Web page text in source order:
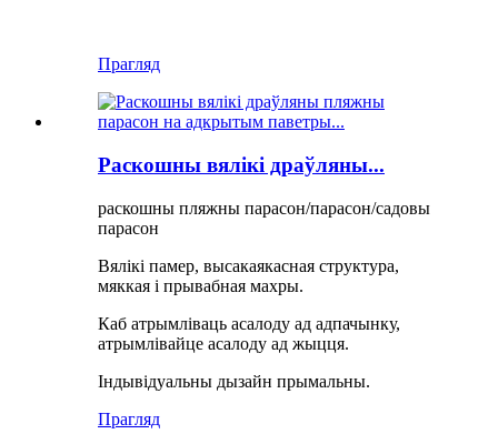
Прагляд
Раскошны вялікі драўляны...
раскошны пляжны парасон/парасон/садовы
парасон
Вялікі памер, высакаякасная структура,
мяккая і прывабная махры.
Каб атрымліваць асалоду ад адпачынку,
атрымлівайце асалоду ад жыцця.
Індывідуальны дызайн прымальны.
Прагляд